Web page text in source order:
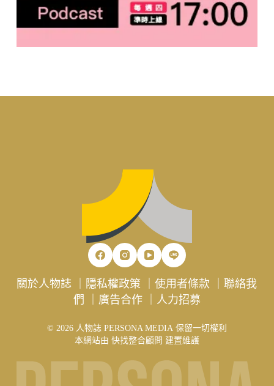
關於人物誌 隱私權政策 ｜使用者條款 ｜聯絡我
們
廣告合作｜ 人力招募
© 2026 人物誌 PERSONA MEDIA 保留一切權利
本網站由 快找整合顧問 建置維護